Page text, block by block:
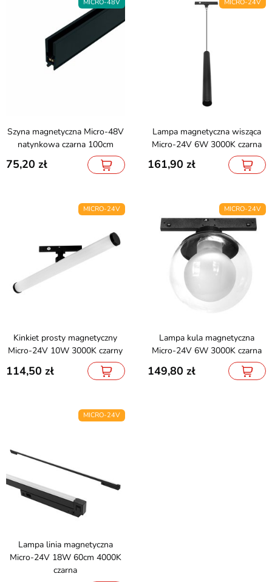
MICRO-48V
Szyna magnetyczna Micro-48V
natynkowa czarna 100cm
75,20
MICRO-24V
Lampa magnetyczna wisząca
Micro-24V 6W 3000K czarna
161,90
MICRO-24V
Kinkiet prosty magnetyczny
Micro-24V 10W 3000K czarny
114,50
MICRO-24V
Lampa kula magnetyczna
Micro-24V 6W 3000K czarna
149,80
MICRO-24V
Lampa linia magnetyczna
Micro-24V 18W 60cm 4000K
czarna